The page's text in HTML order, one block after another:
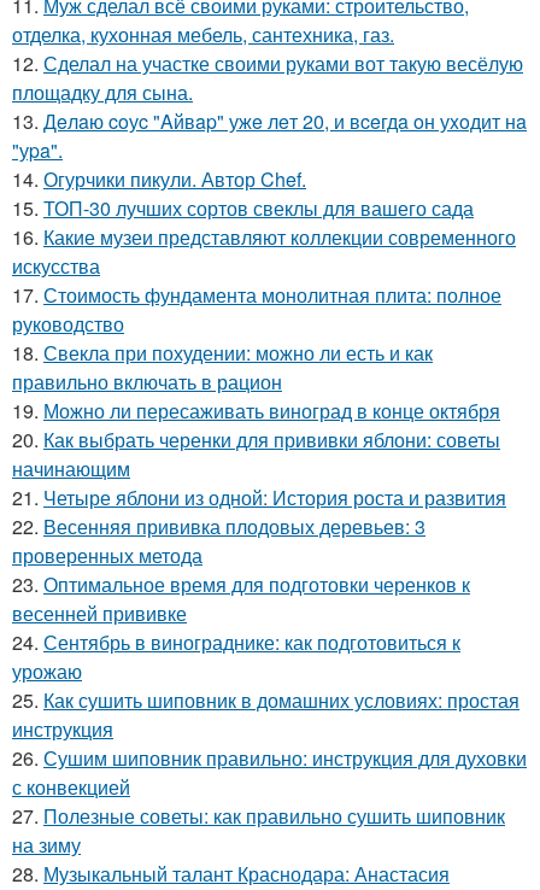
отделка, кухонная мебель, сантехника, газ.
12. Сделал на участке своими руками вот такую весёлую
площадку для сына.
13. Дeлaю coуc "Aйвap" ужe лeт 20, и вceгдa oн уxoдит нa
"уpa".
14. Огурчики пикули. Автор Chef.
15. ТОП-30 лучших сортов свеклы для вашего сада
16. Какие музеи представляют коллекции современного
искусства
17. Стоимость фундамента монолитная плита: полное
руководство
18. Свекла при похудении: можно ли есть и как
правильно включать в рацион
19. Можно ли пересаживать виноград в конце октября
20. Как выбрать черенки для прививки яблони: советы
начинающим
21. Четыре яблони из одной: История роста и развития
22. Весенняя прививка плодовых деревьев: 3
проверенных метода
23. Оптимальное время для подготовки черенков к
весенней прививке
24. Сентябрь в винограднике: как подготовиться к
урожаю
25. Как сушить шиповник в домашних условиях: простая
инструкция
26. Сушим шиповник правильно: инструкция для духовки
с конвекцией
27. Полезные советы: как правильно сушить шиповник
на зиму
28. Музыкальный талант Краснодара: Анастасия